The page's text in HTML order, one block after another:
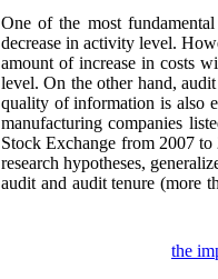
One of the most
decrease in activity level.
amount of increase in costs
level. On the other hand,
quality of information is also
manufacturing companies
Stock Exchange from 2007 to
research hypotheses,
audit and audit tenure (more
the